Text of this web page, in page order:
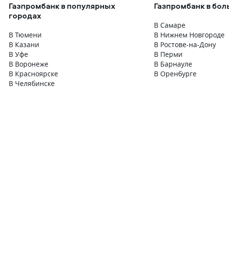
Газпромбанк в популярных
городах
В Тюмени
В Казани
В Уфе
В Воронеже
В Красноярске
В Челябинске
Газпромбанк в
В Самаре
В Нижнем Новгороде
В Ростове-на-Дону
В Перми
В Барнауле
В Оренбурге